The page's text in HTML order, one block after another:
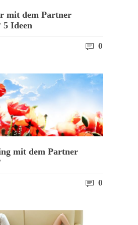
mit dem Partner
5 Ideen
0
mit dem Partner
0